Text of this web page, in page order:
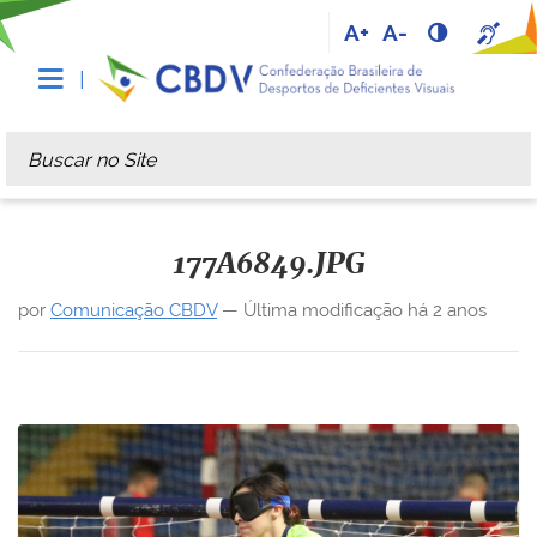
A+ A-
Busca
Busca Avançada…
177A6849.JPG
por Comunicação CBDV— Última modificação há 2 anos